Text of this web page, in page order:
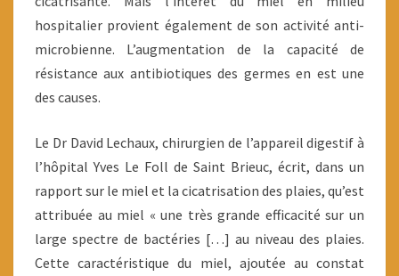
hospitalier provient également de son activité anti-
microbienne. L’augmentation de la capacité de
résistance aux antibiotiques des germes en est une
des causes.
Le Dr David Lechaux, chirurgien de l’appareil digestif à
l’hôpital Yves Le Foll de Saint Brieuc, écrit, dans un
rapport sur le miel et la cicatrisation des plaies, qu’est
attribuée au miel « une très grande efficacité sur un
large spectre de bactéries […] au niveau des plaies.
Cette caractéristique du miel, ajoutée au constat